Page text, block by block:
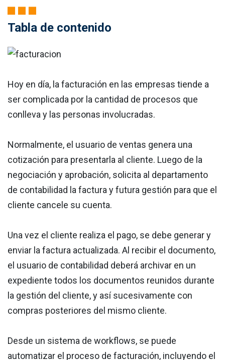
Tabla de contenido
Hoy en día, la facturación en las empresas tiende a
ser complicada por la cantidad de procesos que
conlleva y las personas involucradas.
Normalmente, el usuario de ventas genera una
cotización para presentarla al cliente. Luego de la
negociación y aprobación, solicita al departamento
de contabilidad la factura y futura gestión para que el
cliente cancele su cuenta.
Una vez el cliente realiza el pago, se debe generar y
enviar la factura actualizada. Al recibir el documento,
el usuario de contabilidad deberá archivar en un
expediente todos los documentos reunidos durante
la gestión del cliente, y así sucesivamente con
compras posteriores del mismo cliente.
Desde un sistema de workflows, se puede
automatizar el proceso de facturación, incluyendo el